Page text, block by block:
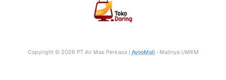
Copyright © 2026 PT Air Mas Perkasa | AyooMall • Mallnya UMKM